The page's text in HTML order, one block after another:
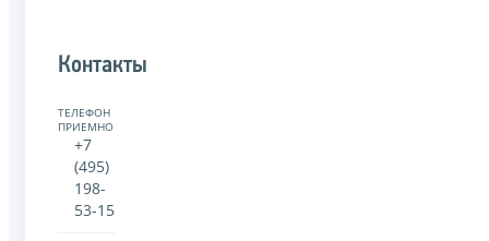
Контакты
ТЕЛЕФОН
ПРИЕМНОЙ:
+7
(495)
198-
53-15